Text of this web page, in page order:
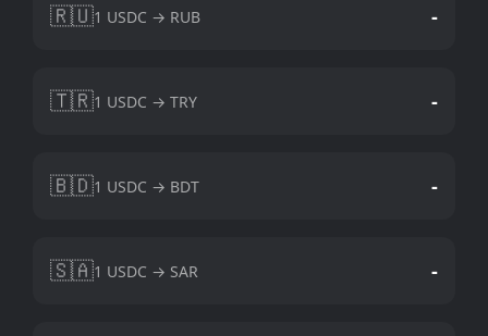
🇷🇺1 USDC → RUB -
🇹🇷1 USDC → TRY -
🇧🇩1 USDC → BDT -
🇸🇦1 USDC → SAR -